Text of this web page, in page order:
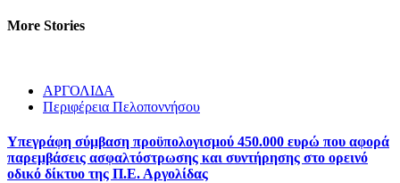
More Stories
ΑΡΓΟΛΙΔΑ
Περιφέρεια Πελοποννήσου
Υπεγράφη σύμβαση προϋπολογισμού 450.000 ευρώ που αφορά
παρεμβάσεις ασφαλτόστρωσης και συντήρησης στο ορεινό
οδικό δίκτυο της Π.Ε. Αργολίδας